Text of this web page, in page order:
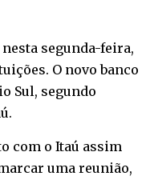
segunda-feira,
O novo banco
Sul, segundo
com o Itaú assim
uma reunião,